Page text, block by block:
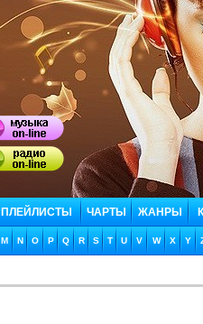
ПЛЕЙЛИСТЫ ЧАРТЫ ЖАНРЫ
M N O P Q R S T U V W X Y